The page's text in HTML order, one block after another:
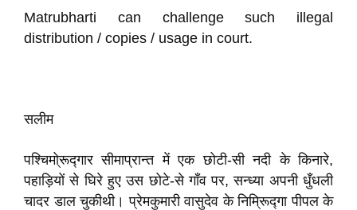
Matrubharti can challenge such illegal
distribution / copies / usage in court.
सलीम
पश्चिमो्रूद्गार सीमाप्रान्त में एक छोटी-सी नदी के किनारे,
पहाड़ियों से घिरे हुए उस छोटे-से गाँव पर, सन्ध्या अपनी धुँधली
चादर डाल चुकीथी। प्रेमकुमारी वासुदेव के निमि्रूद्गा पीपल के